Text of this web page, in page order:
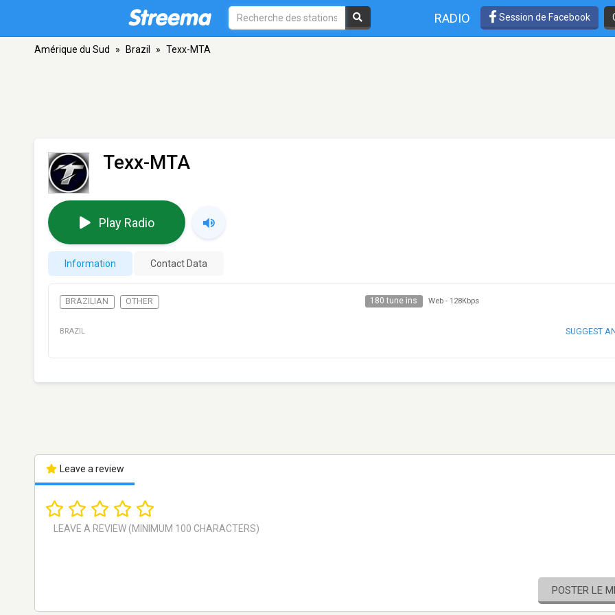
RADIO Session de Facebook
Amérique du Sud » Brazil » Texx-MTA
Texx-MTA
Play Radio
Information Contact Data
BRAZILIAN OTHER 180 tune ins Web - 128Kbps
BRAZIL SUGGEST
Leave a review
POSTER LE